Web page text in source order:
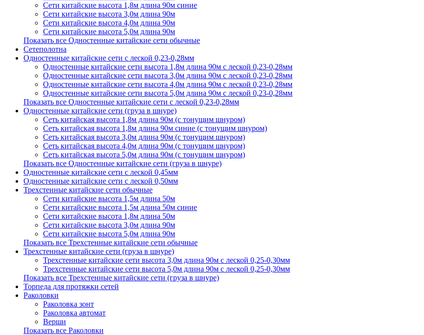
Сети китайские высота 1,8м длина 90м синие
Сети китайские высота 3,0м длина 90м
Сети китайские высота 4,0м длина 90м
Сети китайские высота 5,0м длина 90м
Показать все Одностенные китайские сети обычные
Сетеполотна
Одностенные китайские сети с леской 0,23-0,28мм
Одностенные китайские сети высота 1,8м длина 90м с леской 0,23-0,28мм
Одностенные китайские сети высота 3,0м длина 90м с леской 0,23-0,28мм
Одностенные китайские сети высота 4,0м длина 90м с леской 0,23-0,28мм
Одностенные китайские сети высота 5,0м длина 90м с леской 0,23-0,28мм
Показать все Одностенные китайские сети с леской 0,23-0,28мм
Одностенные китайские сети (груза в шнуре)
Сеть китайская высота 1,8м длина 90м (с тонущим шнуром)
Сеть китайская высота 1,8м длина 90м синие (с тонущим шнуром)
Сеть китайская высота 3,0м длина 90м (с тонущим шнуром)
Сеть китайская высота 4,0м длина 90м (с тонущим шнуром)
Сеть китайская высота 5,0м длина 90м (с тонущим шнуром)
Показать все Одностенные китайские сети (груза в шнуре)
Одностенные китайские сети с леской 0,45мм
Одностенные китайские сети с леской 0,50мм
Трехстенные китайские сети обычные
Сети китайские высота 1,5м длина 50м
Сети китайские высота 1,5м длина 50м синие
Сети китайские высота 1,8м длина 50м
Сети китайские высота 3,0м длина 90м
Сети китайские высота 5,0м длина 90м
Показать все Трехстенные китайские сети обычные
Трехстенные китайские сети (груза в шнуре)
Трехстенные китайские сети высота 3,0м длина 90м с леской 0,25-0,30мм
Трехстенные китайские сети высота 5,0м длина 90м с леской 0,25-0,30мм
Показать все Трехстенные китайские сети (груза в шнуре)
Торпеда для протяжки сетей
Раколовки
Раколовка зонт
Раколовка автомат
Верши
Показать все Раколовки